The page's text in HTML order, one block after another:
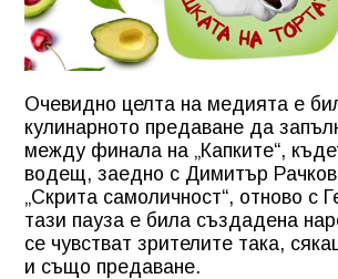
Очевидно целта на медията е
кулинарното предаване да
между финала на „Капките“,
водещ, заедно с Димитър
„Скрита самоличност“, отново с
тази пауза е била създадена
се чувстват зрителите така,
и също предаване.